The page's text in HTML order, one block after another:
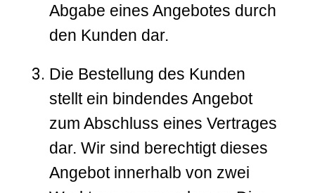
Abgabe eines Angebotes durch
den Kunden dar.
Die Bestellung des Kunden
stellt ein bindendes Angebot
zum Abschluss eines Vertrages
dar. Wir sind berechtigt dieses
Angebot innerhalb von zwei